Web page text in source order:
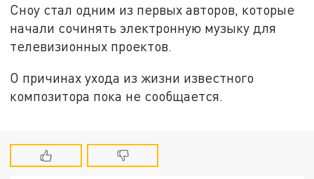
Сноу стал одним из первых авторов, которые
начали сочинять электронную музыку для
телевизионных проектов.
О причинах ухода из жизни известного
композитора пока не сообщается.